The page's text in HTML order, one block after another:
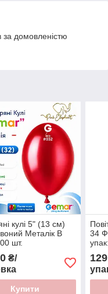
домовленістю
кулі 5" (13 см)
Металік В
шт.
₴/
Купити
34